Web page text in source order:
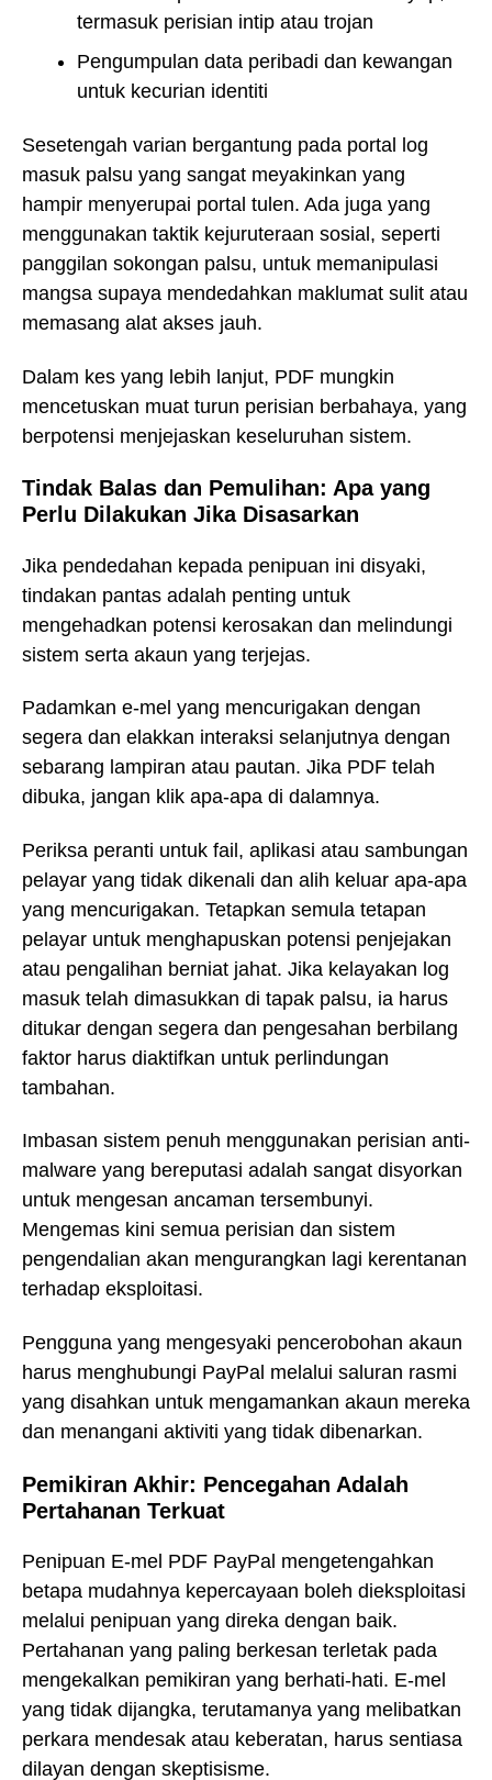
termasuk perisian intip atau trojan
Pengumpulan data peribadi dan kewangan
untuk kecurian identiti
Sesetengah varian bergantung pada portal log
masuk palsu yang sangat meyakinkan yang
hampir menyerupai portal tulen. Ada juga yang
menggunakan taktik kejuruteraan sosial, seperti
panggilan sokongan palsu, untuk memanipulasi
mangsa supaya mendedahkan maklumat sulit atau
memasang alat akses jauh.
Dalam kes yang lebih lanjut, PDF mungkin
mencetuskan muat turun perisian berbahaya, yang
berpotensi menjejaskan keseluruhan sistem.
Tindak Balas dan Pemulihan: Apa yang
Perlu Dilakukan Jika Disasarkan
Jika pendedahan kepada penipuan ini disyaki,
tindakan pantas adalah penting untuk
mengehadkan potensi kerosakan dan melindungi
sistem serta akaun yang terjejas.
Padamkan e-mel yang mencurigakan dengan
segera dan elakkan interaksi selanjutnya dengan
sebarang lampiran atau pautan. Jika PDF telah
dibuka, jangan klik apa-apa di dalamnya.
Periksa peranti untuk fail, aplikasi atau sambungan
pelayar yang tidak dikenali dan alih keluar apa-apa
yang mencurigakan. Tetapkan semula tetapan
pelayar untuk menghapuskan potensi penjejakan
atau pengalihan berniat jahat. Jika kelayakan log
masuk telah dimasukkan di tapak palsu, ia harus
ditukar dengan segera dan pengesahan berbilang
faktor harus diaktifkan untuk perlindungan
tambahan.
Imbasan sistem penuh menggunakan perisian anti-
malware yang bereputasi adalah sangat disyorkan
untuk mengesan ancaman tersembunyi.
Mengemas kini semua perisian dan sistem
pengendalian akan mengurangkan lagi kerentanan
terhadap eksploitasi.
Pengguna yang mengesyaki pencerobohan akaun
harus menghubungi PayPal melalui saluran rasmi
yang disahkan untuk mengamankan akaun mereka
dan menangani aktiviti yang tidak dibenarkan.
Pemikiran Akhir: Pencegahan Adalah
Pertahanan Terkuat
Penipuan E-mel PDF PayPal mengetengahkan
betapa mudahnya kepercayaan boleh dieksploitasi
melalui penipuan yang direka dengan baik.
Pertahanan yang paling berkesan terletak pada
mengekalkan pemikiran yang berhati-hati. E-mel
yang tidak dijangka, terutamanya yang melibatkan
perkara mendesak atau keberatan, harus sentiasa
dilayan dengan skeptisisme.